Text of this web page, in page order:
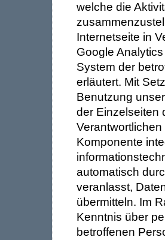
welche die
Internetseite in
Google
System der
erläutert. Mit
Benutzung
der Einzelseiten
Komponente
automatisch
veranlasst,
übermitteln. Im
Kenntnis über
betroffenen